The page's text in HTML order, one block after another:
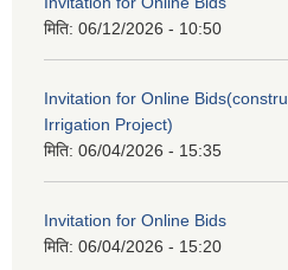
मिति: 06/12/2026 - 10:50
Invitation for Online
Irrigation Project)
मिति: 06/04/2026 - 15:35
Invitation for Online Bids
मिति: 06/04/2026 - 15:20